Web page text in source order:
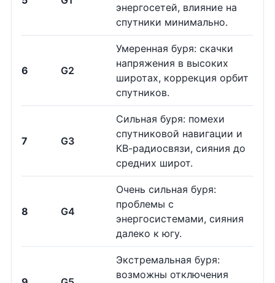
энергосетей, влияние на
спутники минимально.
6 G2
Умеренная буря: скачки
напряжения в высоких
широтах, коррекция орбит
спутников.
7 G3
Сильная буря: помехи
спутниковой навигации и
КВ-радиосвязи, сияния до
средних широт.
8 G4
Очень сильная буря:
проблемы с
энергосистемами, сияния
далеко к югу.
Экстремальная буря:
возможны отключения